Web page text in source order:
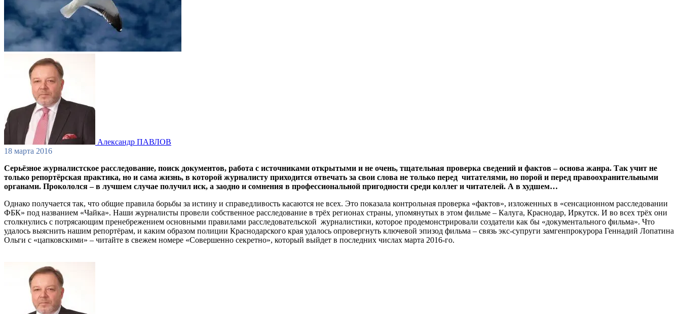
Александр ПАВЛОВ
18 марта 2016
Серьёзное журналистское расследование, поиск документов, работа с источниками открытыми и не очень, тщательная проверка сведений и фактов – основа жанра. Так учит не
только репортёрская практика, но и сама жизнь, в которой журналисту приходится отвечать за свои слова не только перед читателями, но порой и перед правоохранительными
органами. Прокололся – в лучшем случае получил иск, а заодно и сомнения в профессиональной пригодности среди коллег и читателей. А в худшем…
Однако получается так, что общие правила борьбы за истину и справедливость касаются не всех. Это показала контрольная проверка «фактов», изложенных в «сенсационном расследовании
ФБК» под названием «Чайка». Наши журналисты провели собственное расследование в трёх регионах страны, упомянутых в этом фильме – Калуга, Краснодар, Иркутск. И во всех трёх они
столкнулись с потрясающим пренебрежением основными правилами расследовательской журналистики, которое продемонстрировали создатели как бы «документального фильма». Что
удалось выяснить нашим репортёрам, и каким образом полиции Краснодарского края удалось опровергнуть ключевой эпизод фильма – связь экс-супруги замгенпрокурора Геннадий Лопатина
Ольги с «цапковскими» – читайте в свежем номере «Совершенно секретно», который выйдет в последних числах марта 2016-го.